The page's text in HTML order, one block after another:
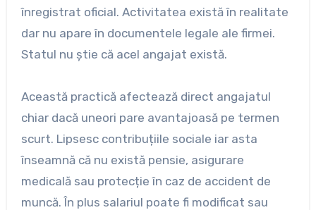
înregistrat oficial. Activitatea există în realitate
dar nu apare în documentele legale ale firmei.
Statul nu știe că acel angajat există.
Această practică afectează direct angajatul
chiar dacă uneori pare avantajoasă pe termen
scurt. Lipsesc contribuțiile sociale iar asta
înseamnă că nu există pensie, asigurare
medicală sau protecție în caz de accident de
muncă. În plus salariul poate fi modificat sau